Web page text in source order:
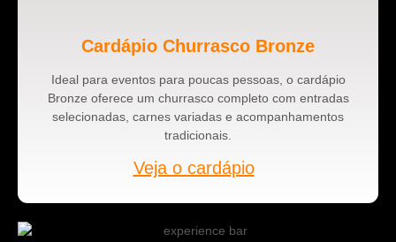
Cardápio Churrasco Bronze
Ideal para eventos para poucas pessoas, o cardápio
Bronze oferece um churrasco completo com entradas
selecionadas, carnes variadas e acompanhamentos
tradicionais.
Veja o cardápio